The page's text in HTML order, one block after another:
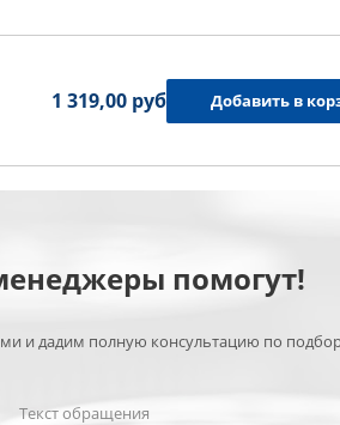
1 319,00 руб. Добавить в
помогут!
и дадим полную консультацию по
Текст обращения